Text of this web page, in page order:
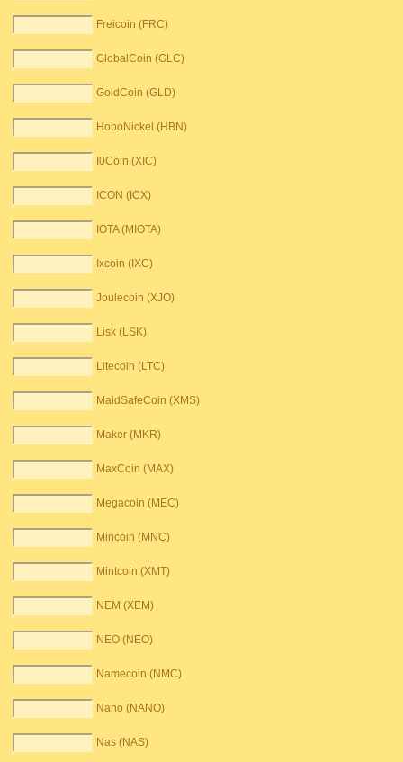
Freicoin (FRC)
GlobalCoin (GLC)
GoldCoin (GLD)
HoboNickel (HBN)
I0Coin (XIC)
ICON (ICX)
IOTA (MIOTA)
Ixcoin (IXC)
Joulecoin (XJO)
Lisk (LSK)
Litecoin (LTC)
MaidSafeCoin (XMS)
Maker (MKR)
MaxCoin (MAX)
Megacoin (MEC)
Mincoin (MNC)
Mintcoin (XMT)
NEM (XEM)
NEO (NEO)
Namecoin (NMC)
Nano (NANO)
Nas (NAS)